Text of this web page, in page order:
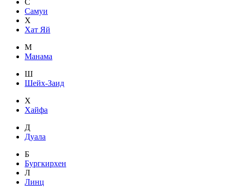
Самуи
Х
Хат Яй
М
Манама
Ш
Шейх-Заид
Х
Хайфа
Д
Дуала
Б
Бургкирхен
Л
Линц